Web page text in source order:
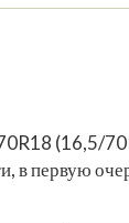
(16,5/
в первую